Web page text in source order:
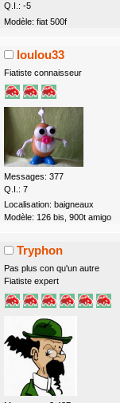
Q.I.: -5
Modèle: fiat 500f
loulou33
Fiatiste connaisseur
Messages: 377
Q.I.: 7
Localisation: baigneaux
Modèle: 126 bis, 900t amigo
Tryphon
Pas plus con qu'un autre
Fiatiste expert